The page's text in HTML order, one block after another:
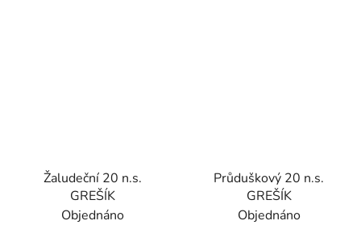
Žaludeční 20 n.s.
GREŠÍK
Objednáno
Průduškový 20 n.s.
GREŠÍK
Objednáno